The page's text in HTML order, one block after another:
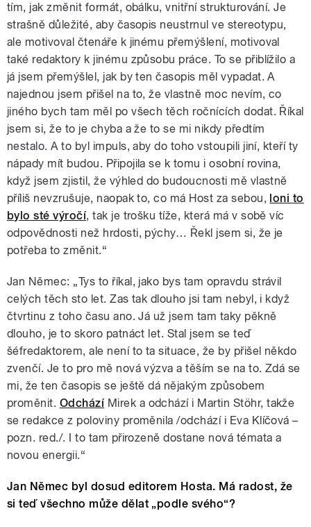
tím, jak změnit formát, obálku, vnitřní strukturování. Je
strašně důležité, aby časopis neustrnul ve stereotypu,
ale motivoval čtenáře k jinému přemýšlení, motivoval
také redaktory k jinému způsobu práce. To se přiblížilo a
já jsem přemýšlel, jak by ten časopis měl vypadat. A
najednou jsem přišel na to, že vlastně moc nevím, co
jiného bych tam měl po všech těch ročnících dodat. Říkal
jsem si, že to je chyba a že to se mi nikdy předtím
nestalo. A to byl impuls, aby do toho vstoupili jiní, kteří ty
nápady mít budou. Připojila se k tomu i osobní rovina,
když jsem zjistil, že výhled do budoucnosti mě vlastně
příliš nevzrušuje, naopak to, co má Host za sebou, loni to
bylo sté výročí, tak je trošku tíže, která má v sobě víc
odpovědnosti než hrdosti, pýchy… Řekl jsem si, že je
potřeba to změnit.“
Jan Němec: „Tys to říkal, jako bys tam opravdu strávil
celých těch sto let. Zas tak dlouho jsi tam nebyl, i když
čtvrtinu z toho času ano. Já už jsem tam taky pěkně
dlouho, je to skoro patnáct let. Stal jsem se teď
šéfredaktorem, ale není to ta situace, že by přišel někdo
zvenčí. Je to pro mě nová výzva a těším se na to. Zdá se
mi, že ten časopis se ještě dá nějakým způsobem
proměnit. OdcházíMirek a odchází i Martin Stöhr, takže
se redakce z poloviny proměnila /odchází i Eva Klíčová –
pozn. red./. I to tam přirozeně dostane nová témata a
novou energii.“
Jan Němec byl dosud editorem Hosta. Má radost, že
si teď všechno může dělat „podle svého“?